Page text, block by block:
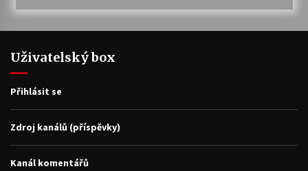
Uživatelský box
Přihlásit se
Zdroj kanálů (příspěvky)
Kanál komentářů